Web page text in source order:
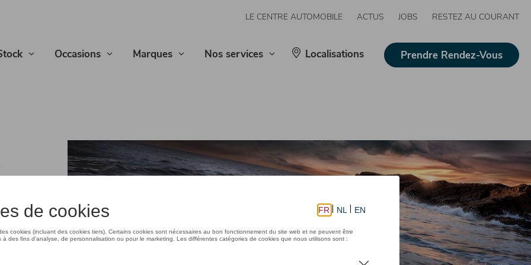
LE CENTRE AUTOMOBILE ACTUS JOBS RESTEZ AU COURANT
Occasions Marques Nos services Localisations Prendre Rendez-Vous